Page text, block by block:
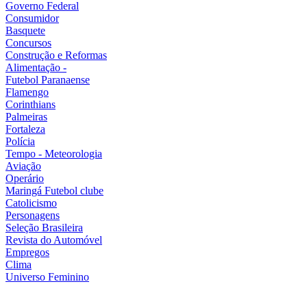
Governo Federal
Consumidor
Basquete
Concursos
Construção e Reformas
Alimentação -
Futebol Paranaense
Flamengo
Corinthians
Palmeiras
Fortaleza
Polícia
Tempo - Meteorologia
Aviação
Operário
Maringá Futebol clube
Catolicismo
Personagens
Seleção Brasileira
Revista do Automóvel
Empregos
Clima
Universo Feminino